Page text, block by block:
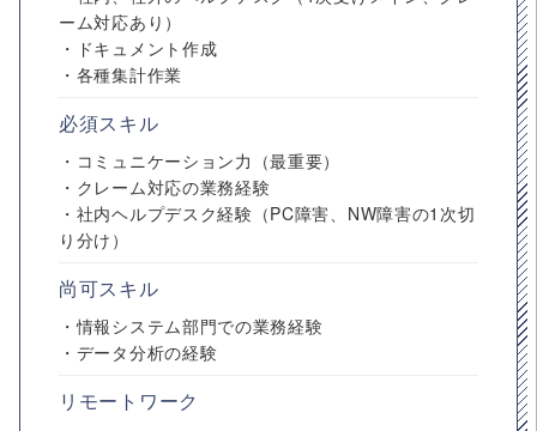
ーム対応あり）
・ドキュメント作成
・各種集計作業
必須スキル
・コミュニケーション力（最重要）
・クレーム対応の業務経験
・社内ヘルプデスク経験（PC障害、NW障害の1次切
り分け）
尚可スキル
・情報システム部門での業務経験
・データ分析の経験
リモートワーク